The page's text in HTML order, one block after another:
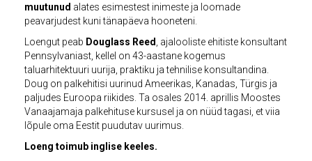
muutunud alates esimestest inimeste ja loomade
peavarjudest kuni tänapäeva hooneteni.
Loengut peab Douglass Reed, ajalooliste ehitiste konsultant
Pennsylvaniast, kellel on 43-aastane kogemus
taluarhitektuuri uurija, praktiku ja tehnilise konsultandina.
Doug on palkehitisi uurinud Ameerikas, Kanadas, Türgis ja
paljudes Euroopa riikides. Ta osales 2014. aprillis Moostes
Vanaajamaja palkehituse kursusel ja on nüüd tagasi, et viia
lõpule oma Eestit puudutav uurimus.
Loeng toimub inglise keeles.